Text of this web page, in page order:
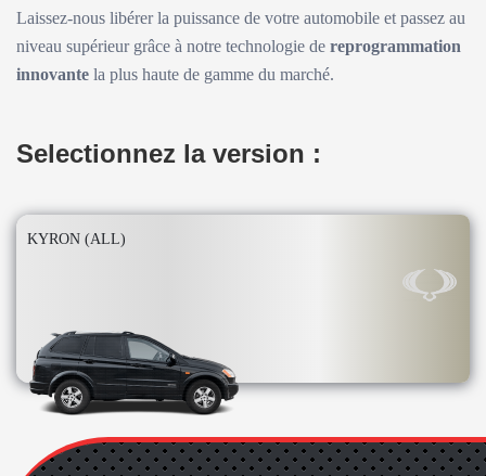
Laissez-nous libérer la puissance de votre automobile et passez au
niveau supérieur grâce à notre technologie de reprogrammation
innovante la plus haute de gamme du marché.
Selectionnez la version :
KYRON (ALL)